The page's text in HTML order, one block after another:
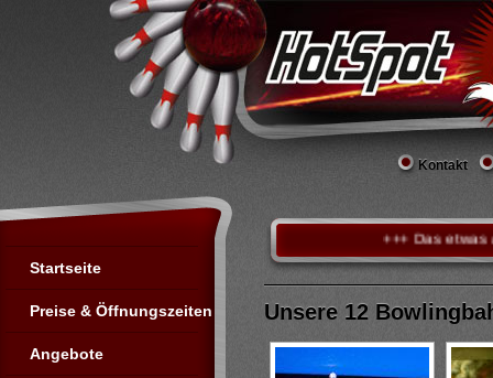
Kontakt
+++ Das etwas andere
Unsere 12
Startseite
Preise & Öffnungszeiten
Angebote